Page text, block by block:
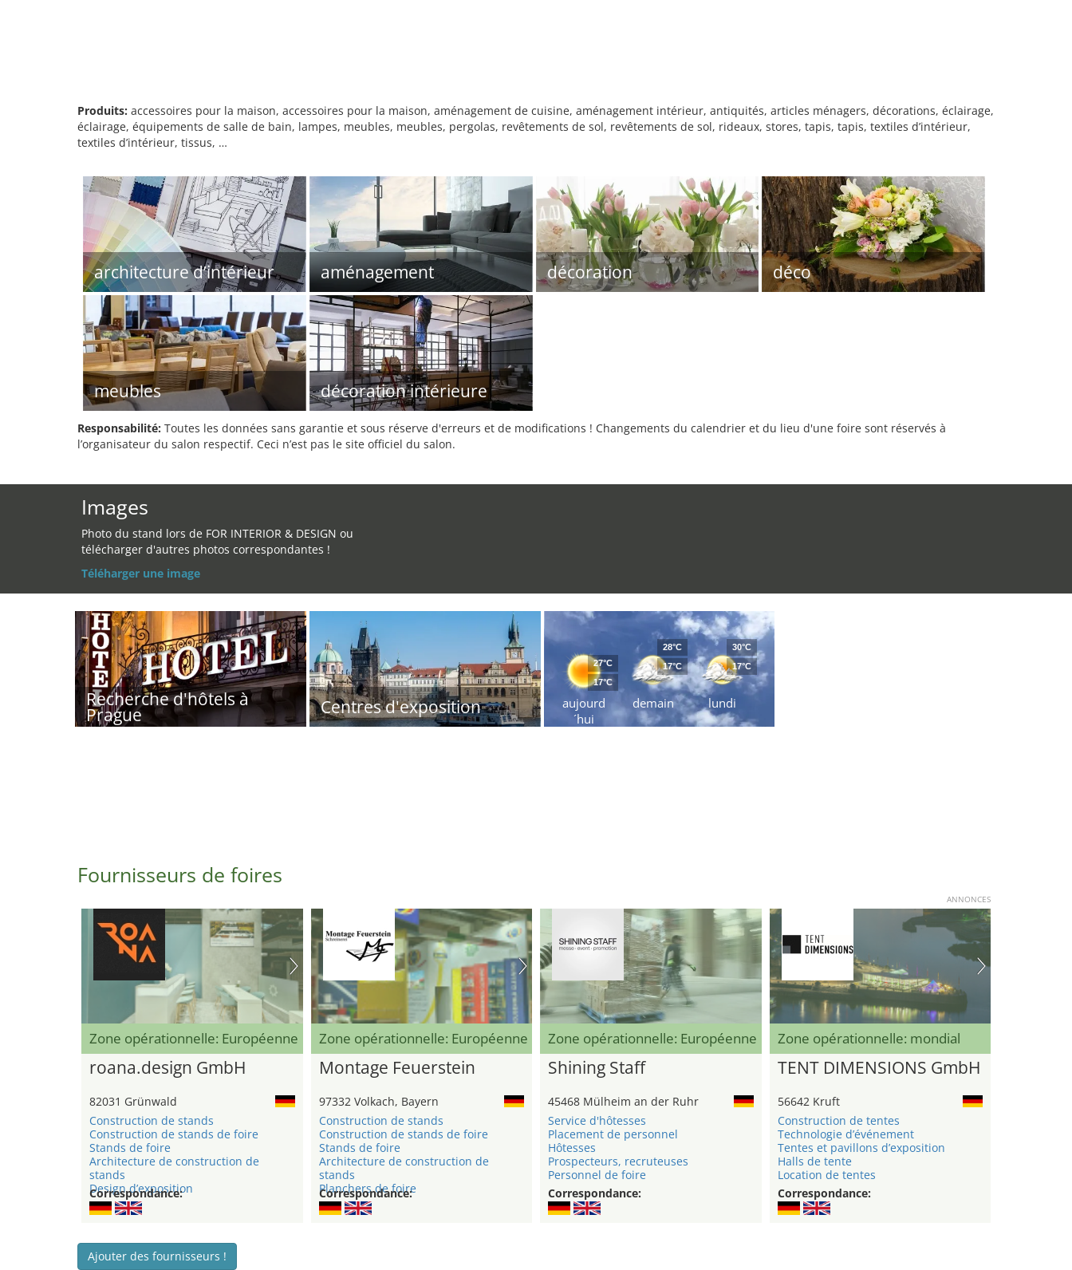
Produits: accessoires pour la maison, accessoires pour la maison, aménagement de cuisine, aménagement intérieur, antiquités, articles ménagers, décorations, éclairage,
éclairage, équipements de salle de bain, lampes, meubles, meubles, pergolas, revêtements de sol, revêtements de sol, rideaux, stores, tapis, tapis, textiles d’intérieur,
textiles d’intérieur, tissus, …
architecture d’intérieur aménagement décoration déco
meubles décoration intérieure
Responsabilité: Toutes les données sans garantie et sous réserve d'erreurs et de modifications ! Changements du calendrier et du lieu d'une foire sont réservés à
l’organisateur du salon respectif. Ceci n’est pas le site officiel du salon.
Images
Photo du stand lors de FOR INTERIOR & DESIGN ou
télécharger d'autres photos correspondantes !
Téléharger une image
Recherche d'hôtels à
Prague Centres d'exposition
aujourd
´hui
27°C
17°C
demain
28°C
17°C
lundi
30°C
17°C
Fournisseurs de foires
ANNONCES
Zone opérationnelle: Européenne
roana.design GmbH
82031 Grünwald
Construction de stands
Construction de stands de foire
Stands de foire
Architecture de construction de
stands
Design d’exposition
Correspondance:
Zone opérationnelle: Européenne
Montage Feuerstein
97332 Volkach, Bayern
Construction de stands
Construction de stands de foire
Stands de foire
Architecture de construction de
stands
Planchers de foire
Correspondance:
Zone opérationnelle: Européenne
Shining Staff
45468 Mülheim an der Ruhr
Service d'hôtesses
Placement de personnel
Hôtesses
Prospecteurs, recruteuses
Personnel de foire
Correspondance:
Zone opérationnelle: mondial
TENT DIMENSIONS GmbH
56642 Kruft
Construction de tentes
Technologie d’événement
Tentes et pavillons d’exposition
Halls de tente
Location de tentes
Correspondance:
Ajouter des fournisseurs !